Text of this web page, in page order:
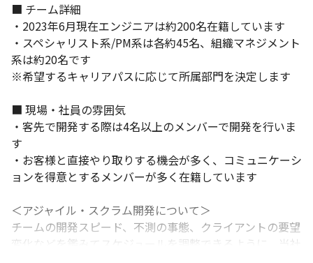
■ チーム詳細
・2023年6月現在エンジニアは約200名在籍しています
・スペシャリスト系/PM系は各約45名、組織マネジメント
系は約20名です
※希望するキャリアパスに応じて所属部門を決定します
■ 現場・社員の雰囲気
・客先で開発する際は4名以上のメンバーで開発を行いま
す
・お客様と直接やり取りする機会が多く、コミュニケーシ
ョンを得意とするメンバーが多く在籍しています
＜アジャイル・スクラム開発について＞
チームの開発スピード、不測の事態、クライアントの要望
変化などを鑑みてスケジュールを調整できるように、当社